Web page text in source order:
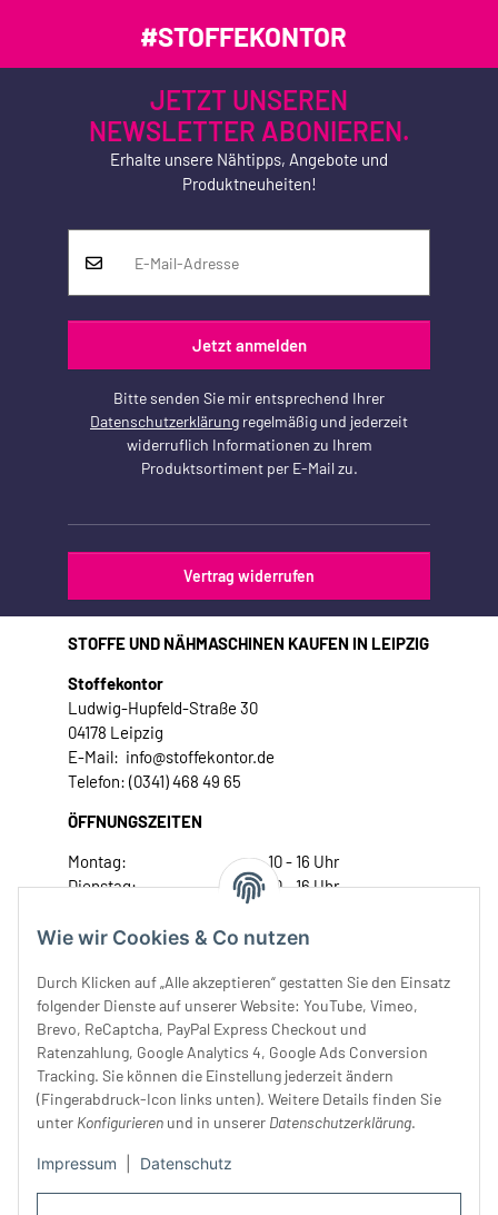
Wie wir Cookies & Co nutzen
Durch Klicken auf „Alle akzeptieren“ gestatten Sie den Einsatz
folgender Dienste auf unserer Website: YouTube, Vimeo,
Brevo, ReCaptcha, PayPal Express Checkout und
Ratenzahlung, Google Analytics 4, Google Ads Conversion
Tracking. Sie können die Einstellung jederzeit ändern
(Fingerabdruck-Icon links unten). Weitere Details finden Sie
unter Konfigurieren und in unserer Datenschutzerklärung.
Impressum Datenschutz
#STOFFEKONTOR
JETZT UNSEREN
NEWSLETTER ABONIEREN.
Erhalte unsere Nähtipps, Angebote und
Produktneuheiten!
Jetzt anmelden
Bitte senden Sie mir entsprechend Ihrer
Datenschutzerklärung regelmäßig und jederzeit
widerruflich Informationen zu Ihrem
Produktsortiment per E-Mail zu.
Vertrag widerrufen
STOFFE UND NÄHMASCHINEN KAUFEN IN LEIPZIG
Stoffekontor
Ludwig-Hupfeld-Straße 30
04178 Leipzig
E-Mail: info@stoffekontor.de
Telefon: (0341) 468 49 65
ÖFFNUNGSZEITEN
Montag:
10 - 16 Uhr
Dienstag:
10 - 16 Uhr
Donnerstag:
10 - 18 Uhr
Samstag:
10 - 14 Uhr
Unser Service
Rechtliches